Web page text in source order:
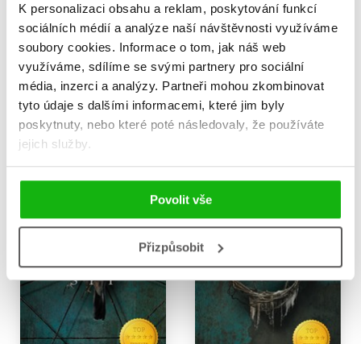
K personalizaci obsahu a reklam, poskytování funkcí
sociálních médií a analýze naší návštěvnosti využíváme
soubory cookies. Informace o tom, jak náš web
využíváme, sdílíme se svými partnery pro sociální
média, inzerci a analýzy. Partneři mohou zkombinovat
tyto údaje s dalšími informacemi, které jim byly
poskytnuty, nebo které poté následovaly, že používáte
jejich služby.
Povolit vše
Přizpůsobit
Matky
Carmen Mola
399 Kč499 Kč
Do košíku
Rok Prasete
Carmen Mola
375 Kč469 Kč
Do košíku